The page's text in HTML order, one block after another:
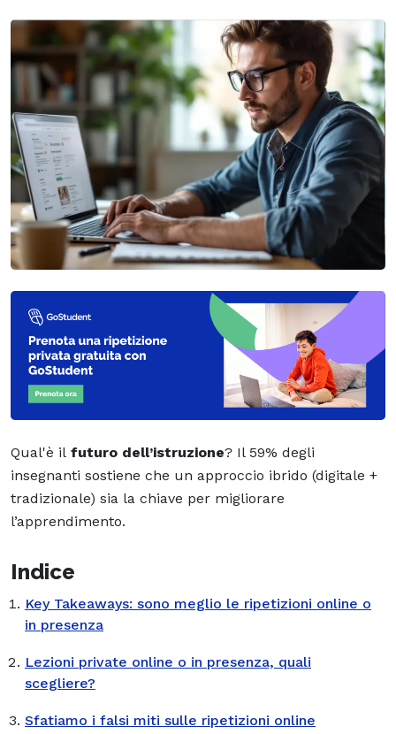
Qual'è il futuro dell’istruzione? Il 59% degli
insegnanti sostiene che un approccio ibrido (digitale +
tradizionale) sia la chiave per migliorare
l’apprendimento.
Indice
Key Takeaways: sono meglio le ripetizioni online o
in presenza
Lezioni private online o in presenza, quali
scegliere?
Sfatiamo i falsi miti sulle ripetizioni online